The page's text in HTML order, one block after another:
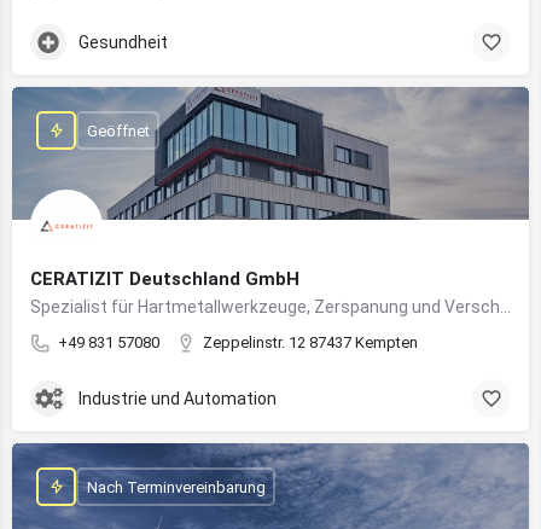
Gesundheit
CERATIZIT Deutschland GmbH
+49 831 57080 Zeppelinstr. 12 87437 Kempten
Geöffnet
Industrie und Automation
Nach Terminvereinbarung